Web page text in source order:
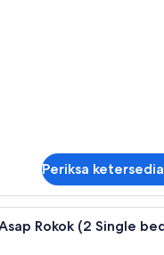
Periksa
Brankas, meja
Rokok (2 Single